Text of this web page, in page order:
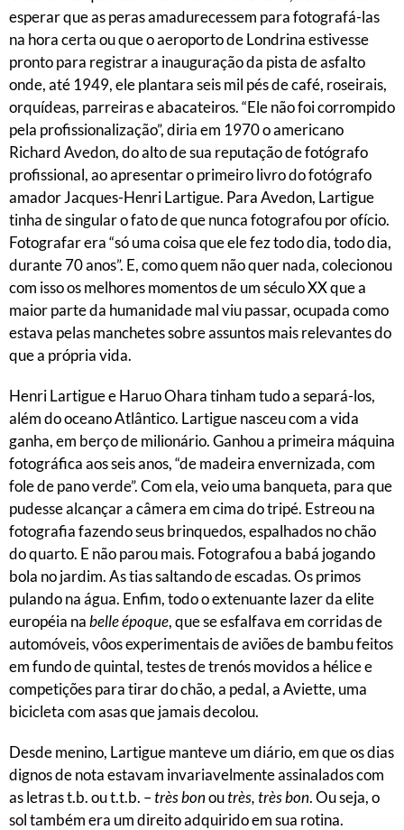
esperar que as peras amadurecessem para fotografá-las
na hora certa ou que o aeroporto de Londrina estivesse
pronto para registrar a inauguração da pista de asfalto
onde, até 1949, ele plantara seis mil pés de café, roseirais,
orquídeas, parreiras e abacateiros. “Ele não foi corrompido
pela profissionalização”, diria em 1970 o americano
Richard Avedon, do alto de sua reputação de fotógrafo
profissional, ao apresentar o primeiro livro do fotógrafo
amador Jacques-Henri Lartigue. Para Avedon, Lartigue
tinha de singular o fato de que nunca fotografou por ofício.
Fotografar era “só uma coisa que ele fez todo dia, todo dia,
durante 70 anos”. E, como quem não quer nada, colecionou
com isso os melhores momentos de um século XX que a
maior parte da humanidade mal viu passar, ocupada como
estava pelas manchetes sobre assuntos mais relevantes do
que a própria vida.
Henri Lartigue e Haruo Ohara tinham tudo a separá-los,
além do oceano Atlântico. Lartigue nasceu com a vida
ganha, em berço de milionário. Ganhou a primeira máquina
fotográfica aos seis anos, “de madeira envernizada, com
fole de pano verde”. Com ela, veio uma banqueta, para que
pudesse alcançar a câmera em cima do tripé. Estreou na
fotografia fazendo seus brinquedos, espalhados no chão
do quarto. E não parou mais. Fotografou a babá jogando
bola no jardim. As tias saltando de escadas. Os primos
pulando na água. Enfim, todo o extenuante lazer da elite
européia nabelle époque, que se esfalfava em corridas de
automóveis, vôos experimentais de aviões de bambu feitos
em fundo de quintal, testes de trenós movidos a hélice e
competições para tirar do chão, a pedal, a Aviette, uma
bicicleta com asas que jamais decolou.
Desde menino, Lartigue manteve um diário, em que os dias
dignos de nota estavam invariavelmente assinalados com
as letras t.b. ou t.t.b. –très bonoutrès, très bon. Ou seja, o
sol também era um direito adquirido em sua rotina.